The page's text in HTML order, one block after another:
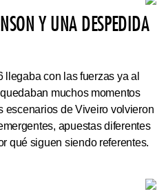
Y UNA DESPEDIDA
con las fuerzas ya al
muchos momentos
escenarios de Viveiro volvieron
apuestas diferentes
qué siguen siendo referentes.